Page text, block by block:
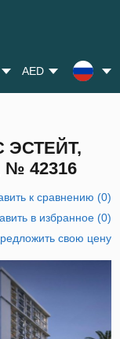
AED
ЭСТЕЙТ,
42316
к сравнению (0)
в избранное(0)
свою цену